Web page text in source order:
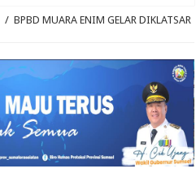
/ BPBD MUARA ENIM GELAR DIKLATSAR